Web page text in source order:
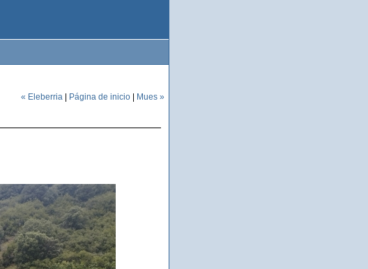
« Eleberria | Página de inicio| Mues »